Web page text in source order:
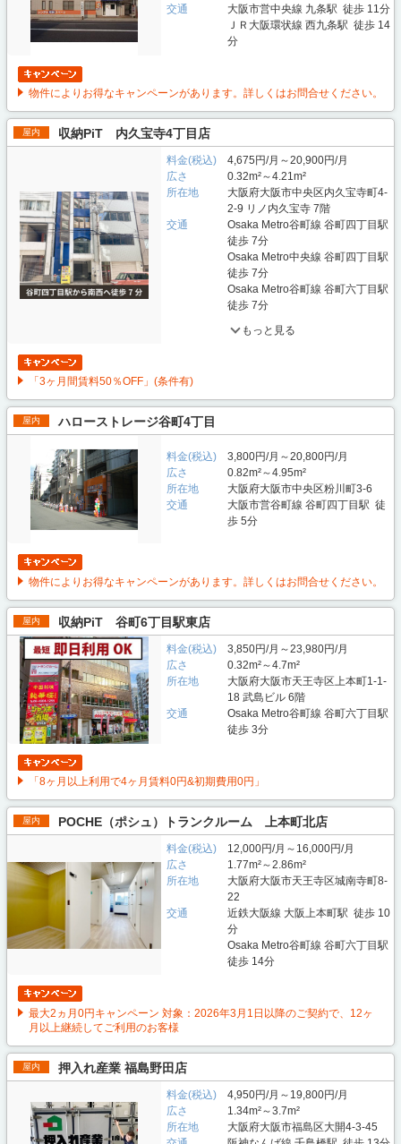
交通
大阪市営中央線 九条駅 徒歩 11分
ＪＲ大阪環状線 西九条駅 徒歩 14
分
物件によりお得なキャンペーンがあります。詳しくはお問合せください。
屋内 収納PiT 内久宝寺4丁目店
料金(税込)
4,675円/月～20,900円/月
広さ
0.32m²～4.21m²
所在地
大阪府大阪市中央区内久宝寺町4-
2-9 リノ内久宝寺 7階
交通
Osaka Metro谷町線 谷町四丁目駅
徒歩 7分
Osaka Metro中央線 谷町四丁目駅
徒歩 7分
Osaka Metro谷町線 谷町六丁目駅
徒歩 7分
もっと見る
「3ヶ月間賃料50％OFF」(条件有)
屋内 ハローストレージ谷町4丁目
料金(税込)
3,800円/月～20,800円/月
広さ
0.82m²～4.95m²
所在地
大阪府大阪市中央区粉川町3-6
交通
大阪市営谷町線 谷町四丁目駅 徒
歩 5分
物件によりお得なキャンペーンがあります。詳しくはお問合せください。
屋内 収納PiT 谷町6丁目駅東店
料金(税込)
3,850円/月～23,980円/月
広さ
0.32m²～4.7m²
所在地
大阪府大阪市天王寺区上本町1-1-
18 武島ビル 6階
交通
Osaka Metro谷町線 谷町六丁目駅
徒歩 3分
「8ヶ月以上利用で4ヶ月賃料0円&初期費用0円」
屋内 POCHE（ポシュ）トランクルーム 上本町北店
料金(税込)
12,000円/月～16,000円/月
広さ
1.77m²～2.86m²
所在地
大阪府大阪市天王寺区城南寺町8-
22
交通
近鉄大阪線 大阪上本町駅 徒歩 10
分
Osaka Metro谷町線 谷町六丁目駅
徒歩 14分
最大2ヵ月0円キャンペーン 対象：2026年3月1日以降のご契約で、12ヶ
月以上継続してご利用のお客様
屋内 押入れ産業 福島野田店
料金(税込)
4,950円/月～19,800円/月
広さ
1.34m²～3.7m²
所在地
大阪府大阪市福島区大開4-3-45